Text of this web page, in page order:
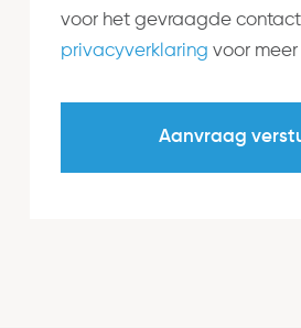
voor het gevraagde
privacyverklaring voor